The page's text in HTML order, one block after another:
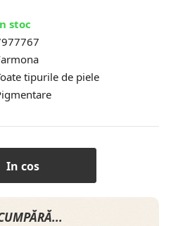
stoc
tipurile de piele
In cos